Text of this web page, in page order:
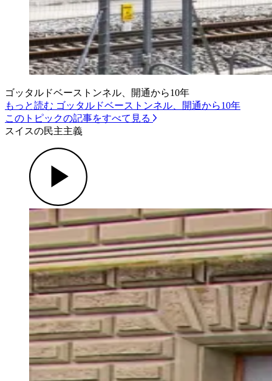
ゴッタルドベーストンネル、開通から10年
もっと読む ゴッタルドベーストンネル、開通から10年
このトピックの記事をすべて見る
スイスの民主主義